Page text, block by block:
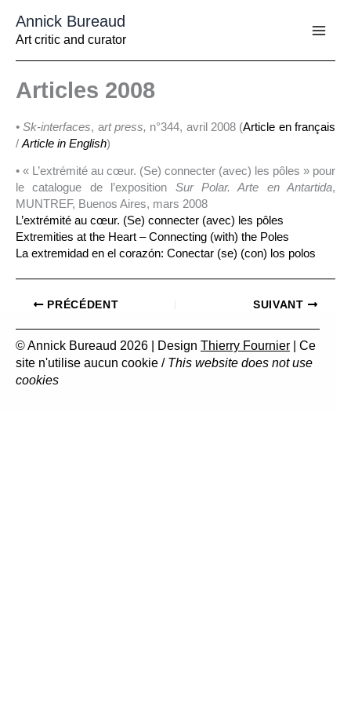
contenu
Annick Bureaud
Art critic and curator
Articles 2008
• Sk-interfaces, art press, n°344, avril 2008 (Article en français
/ Article in English)
• « L’extrémité au cœur. (Se) connecter (avec) les pôles » pour
le catalogue de l’exposition Sur Polar. Arte en Antartida,
MUNTREF, Buenos Aires, mars 2008
L’extrémité au cœur. (Se) connecter (avec) les pôles
Extremities at the Heart – Connecting (with) the Poles
La extremidad en el corazón: Conectar (se) (con) los polos
PRÉCÉDENT SUIVANT
© Annick Bureaud 2026 | Design Thierry Fournier | Ce
site n'utilise aucun cookie / This website does not use
cookies